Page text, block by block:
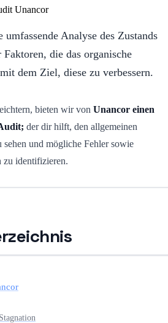
Analyse des Zustands
die das organische
dem Ziel, diese zu verbessern.
bieten wir von Unancor einen
der dir hilft, den allgemeinen
sehen und mögliche Fehler sowie
zu identifizieren.